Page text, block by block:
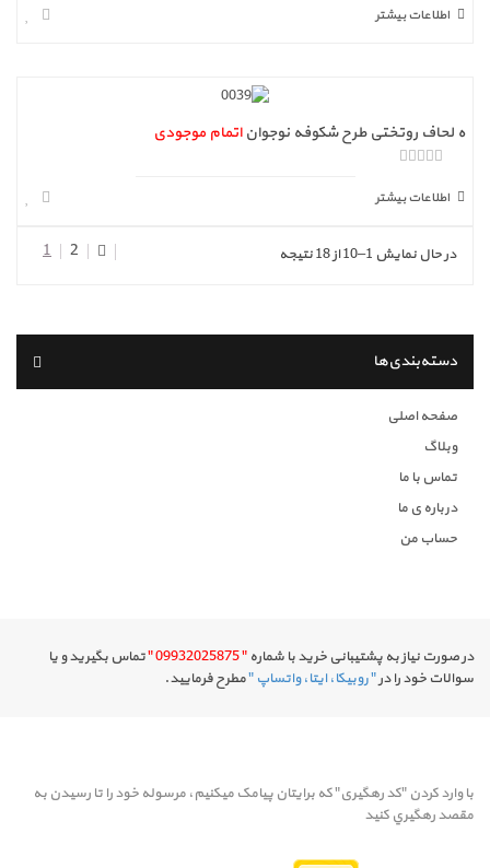
ز
5
اطلاعات بیشتر
ه لحاف روتختی طرح شکوفه نوجواناتمام موجودی
ز
5
اطلاعات بیشتر
در حال نمایش 1–10 از 18 نتیجه 1 2
دسته‌بندی‌ها
صفحه اصلی
وبلاگ
تماس با ما
درباره ی ما
حساب من
در صورت نیاز به پشتیبانی خرید با شماره " 09932025875 "
تماس بگیرید و یا
سوالات خود را در" روبیکا، ایتا، واتساپ "مطرح فرمایید.
با وارد کردن "کد رهگیری" که برایتان پیامک میکنیم، مرسوله خود را تا رسيدن به
مقصد رهگيري کنيد